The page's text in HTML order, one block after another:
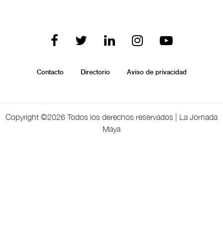
Contacto Directorio Aviso de privacidad
Copyright ©2026 Todos los derechos reservados | La Jornada
Maya